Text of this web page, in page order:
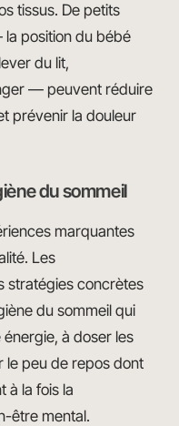
tissus. De petits
position du bébé
du lit,
— peuvent réduire
prévenir la douleur
du sommeil
marquantes
Les
stratégies concrètes
du sommeil qui
à doser les
le peu de repos dont
à la fois la
être mental.